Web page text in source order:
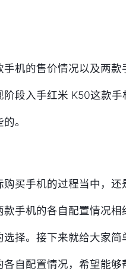
手机的售价情况以及两款
阶段入手红米 K50这款手
。
购买手机的过程当中，还
款手机的各自配置情况相
选择。接下来就给大家简
各自配置情况，希望能够